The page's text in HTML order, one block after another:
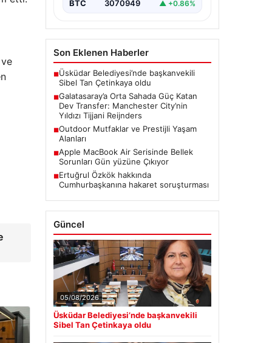
BTC 3070949 ▲ +0.86%
Son Eklenen Haberler
■Üsküdar Belediyesi’nde başkanvekili
Sibel Tan Çetinkaya oldu
■Galatasaray’a Orta Sahada Güç Katan
Dev Transfer: Manchester City’nin
Yıldızı Tijjani Reijnders
■Outdoor Mutfaklar ve Prestijli Yaşam
Alanları
■Apple MacBook Air Serisinde Bellek
Sorunları Gün yüzüne Çıkıyor
■Ertuğrul Özkök hakkında
Cumhurbaşkanına hakaret soruşturması
Güncel
05/08/2026
Üsküdar Belediyesi’nde başkanvekili
Sibel Tan Çetinkaya oldu